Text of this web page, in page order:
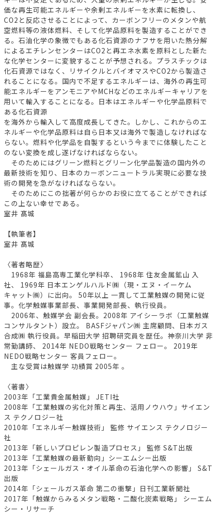
価な再生可能エネルギーや余剰エネルギーを水素に転換し、
CO2と反応させることによって、カーボンフリーのメタンや航
空燃料等の液体燃料、そして化学品原料を製造することができ
る。石油化学の象徴でもある化石資源のナフサを用いた熱分解
によるエチレンセンターはCO2と再エネ水素を原料とした新た
な化学センターに変貌することが予想される。プラスチックは
化石資源ではなく、リサイクルとバイオマスやCO2から製造さ
れることになる。国内で不足するエネルギーは、海外の再生可
能エネルギーをアンモニアやMCHなどのエネルギーキャリアを
用いて輸入することになる。日本はエネルギーや化学品原料で
ある化石資源
を海外から輸入して高度成長してきた。しかし、これからのエ
ネルギーや化学品原料は自ら日本又は海外で製造しなければな
らない。燃料や化学品を自製するという今までに体験したこと
のない変換を成し遂げなければならない。
そのためにはグリーン燃料とグリーン化学品製造の国内外の
最新技術を知り、日本のカーボンニュートラル実現に必要な技
術の開発を急がなければならない。
そのためにこの拙著が何らかのお役に立てることができれば
この上ない幸せである。
室井 髙城
【執筆者】
室井 髙城
〈著者略歴〉
1968年 福島高専工業化学科卒、 1968年 住友金属鉱山 入
社、 1969年 日本エンゲルハルド㈱（現・エヌ・イーケム
キャット㈱）に出向。 50年以上 一貫して工業触媒の開発に従
事。化学触媒事業部長、事業開発部長、執行役員。
2006年、触媒学会 副会長。2008年 アイシーラボ（工業触媒
コンサルタント）設立。 BASFジャパン㈱ 主席顧問、日本ガス
合成㈱ 執行役員。早稲田大学 招聘研究員を歴任。神奈川大学 非
常勤講師、 2014年 NEDO戦略センター フェロー。 2019年
NEDO戦略センター 客員フェロー。
主な受賞は触媒学 功績賞 2005年 。
〈著書〉
2003年「工業貴金属触媒」 JETI社
2008年「工業触媒の劣化対策と再生、活用ノウハウ」サイエン
ス テクノロジー社
2010年「エネルギー触媒技術」 監修 サイエンス テクノロジー
社
2013年「新しいプロピレン製造プロセス」 監修 S&T出版
2013年「工業触媒の最新動向」シーエムシー出版
2013年「シェールガス・オイル革命の石油化学への影響」 S&T
出版
2014年「シェールガス革命 第二の衝撃」日刊工業新聞社
2017年「触媒からみるメタン戦略・二酸化炭素戦略」 シーエム
シー・リサーチ